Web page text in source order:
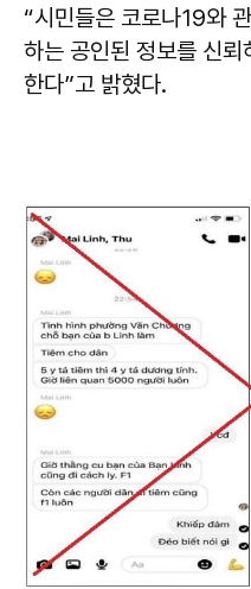
“시민들은 코로나19와
하는 공인된 정보를 신
한다”고 밝혔다.